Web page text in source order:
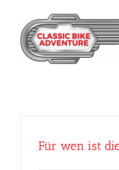
springen
Für wen ist